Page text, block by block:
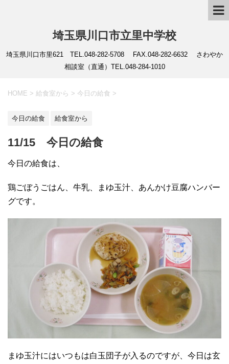
埼玉県川口市立里中学校
埼玉県川口市里621 TEL.048-282-5708 FAX.048-282-6632 さわやか
相談室（直通）TEL.048-284-1010
HOME > 給食室から > 今日の給食 >
今日の給食 給食室から
11/15 今日の給食
今日の給食は、
鶏ごぼうごはん、牛乳、まゆ玉汁、あんかけ豆腐ハンバー
グです。
まゆ玉汁にはいつもは白玉団子が入るのですが、今日は玄